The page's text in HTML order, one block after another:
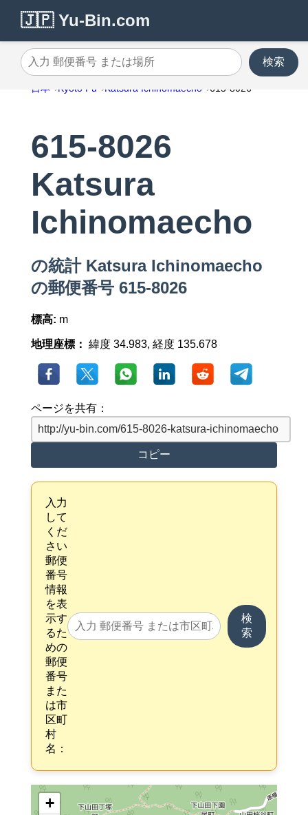
🇯🇵 Yu-Bin.com
入力 郵便番号 または場所
検索
日本 Kyoto Fu Katsura Ichinomaecho 615-8026
615-8026
Katsura
Ichinomaecho
の統計 Katsura Ichinomaecho
の郵便番号 615-8026
標高: m
地理座標： 緯度 34.983, 経度 135.678
ページを共有：
コピー
入力
して
くだ
さい
郵便
番号
情報
を表
示す
るた
めの
郵便
番号
また
は市
区町
村
名：
検
索
+